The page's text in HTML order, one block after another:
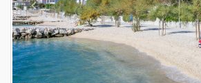
Previous